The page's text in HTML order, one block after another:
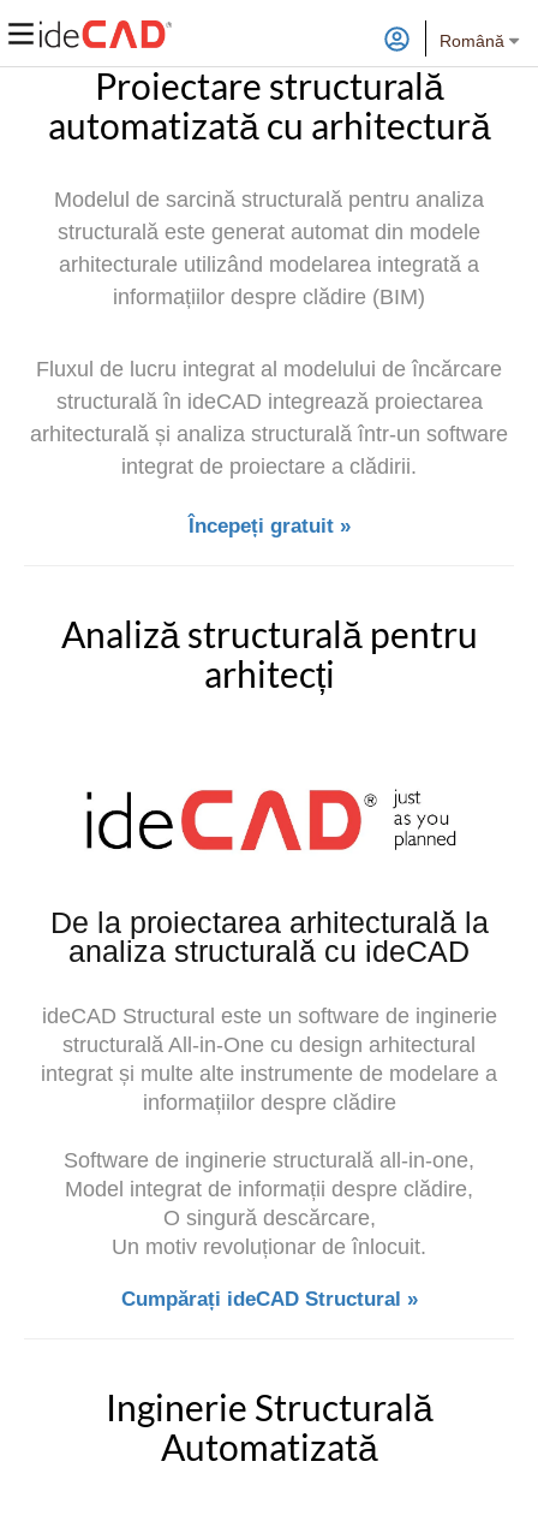
Română
Proiectare structurală
automatizată cu arhitectură
Modelul de sarcină structurală pentru analiza
structurală este generat automat din modele
arhitecturale utilizând modelarea integrată a
informațiilor despre clădire (BIM)
Fluxul de lucru integrat al modelului de încărcare
structurală în ideCAD integrează proiectarea
arhitecturală și analiza structurală într-un software
integrat de proiectare a clădirii.
Începeți gratuit »
Analiză structurală pentru
arhitecți
De la proiectarea arhitecturală la
analiza structurală cu ideCAD
ideCAD Structural este un software de inginerie
structurală All-in-One cu design arhitectural
integrat și multe alte instrumente de modelare a
informațiilor despre clădire
Software de inginerie structurală all-in-one,
Model integrat de informații despre clădire,
O singură descărcare,
Un motiv revoluționar de înlocuit.
Cumpărați ideCAD Structural »
Inginerie Structurală
Automatizată